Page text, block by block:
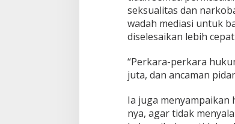
seksualitas dan
wadah mediasi untuk
diselesaikan lebih
“Perkara-perkara
juta, dan ancaman
Ia juga menyampaikan
nya, agar tidak